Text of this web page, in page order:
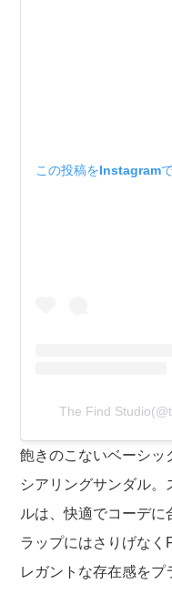
この投稿をInstagram
The Find
飽きのこないベーシ
シアリングサンダル
ルは、快適でコーデに
ラップにはさりげなく
レガントな存在感をプ